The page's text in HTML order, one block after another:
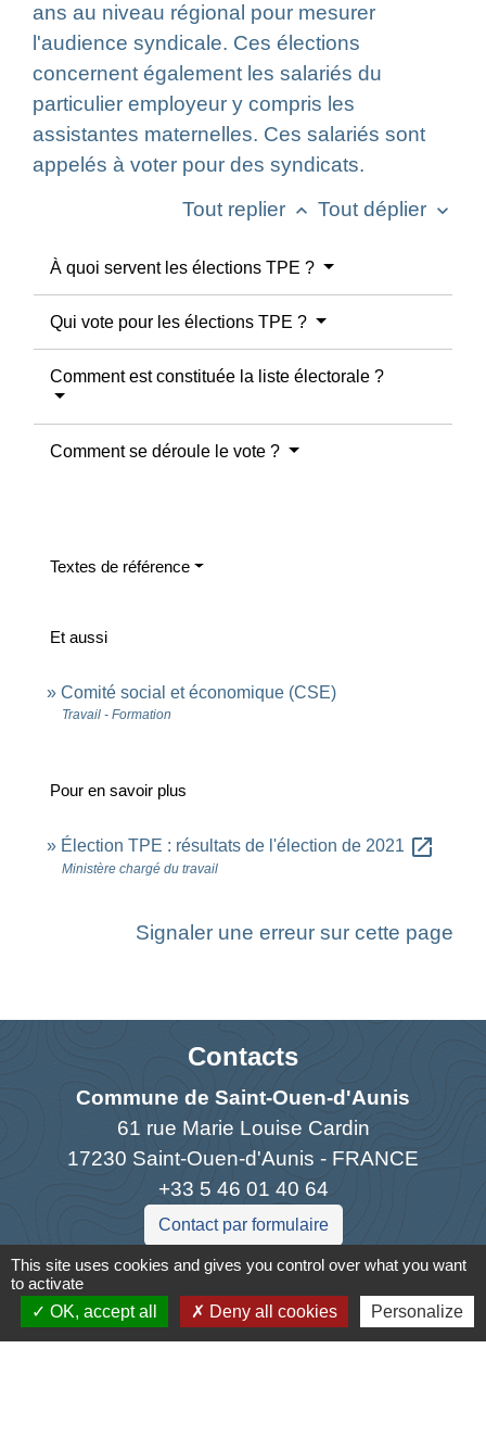
ans au niveau régional pour mesurer
l'audience syndicale. Ces élections
concernent également les salariés du
particulier employeur y compris les
assistantes maternelles. Ces salariés sont
appelés à voter pour des syndicats.
Tout replier keyboard_arrow_up Tout déplier keyboard_arrow_down
À quoi servent les élections TPE ?
Qui vote pour les élections TPE ?
Comment est constituée la liste électorale ?
Comment se déroule le vote ?
Textes de référence
Et aussi
Comité social et économique (CSE)
Travail - Formation
Pour en savoir plus
Élection TPE : résultats de l'élection de 2021 open_in_new
Ministère chargé du travail
Signaler une erreur sur cette page
Contacts
Commune de Saint-Ouen-d'Aunis
61 rue Marie Louise Cardin
17230 Saint-Ouen-d'Aunis - FRANCE
+33 5 46 01 40 64
Contact par formulaire
This site uses cookies and gives you control over what you want
to activate
OK, accept all
Deny all cookies Personalize